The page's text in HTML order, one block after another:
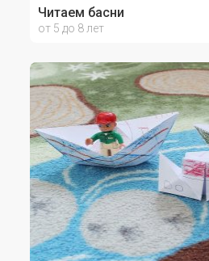
Читаем басни
от 5 до 8 лет